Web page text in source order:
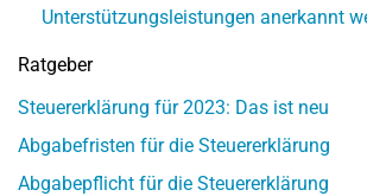
Unterstützungsleistungen anerkannt
Ratgeber
Steuererklärung für 2023: Das ist neu
Abgabefristen für die Steuererklärung
Abgabepflicht für die Steuererklärung